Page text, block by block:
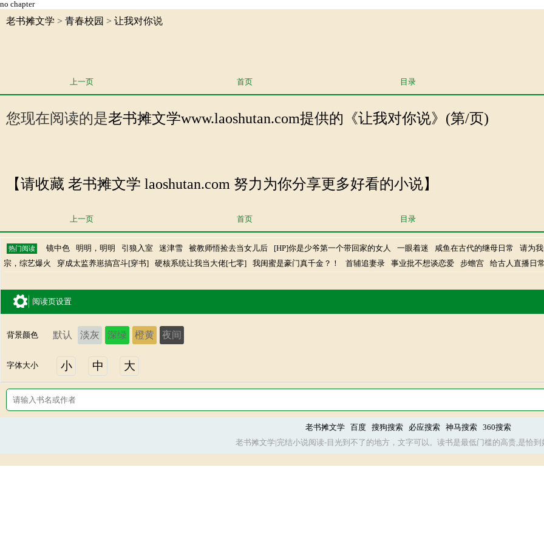
no chapter
老书摊文学 > 青春校园 > 让我对你说
上一页 首页 目录
您现在阅读的是老书摊文学www.laoshutan.com提供的《让我对你说》(第/页)
【请收藏 老书摊文学 laoshutan.com 努力为你分享更多好看的小说】
上一页 首页 目录
热门阅读 镜中色 明明，明明 引狼入室 迷津雪 被教师悟捡去当女儿后 [HP]你是少爷第一个带回家的女人 一眼着迷 咸鱼在古代的继母日常 请为我
宗，综艺爆火
穿成太监养崽搞宫斗[穿书] 硬核系统让我当大佬[七零] 我闺蜜是豪门真千金？！ 首辅追妻录 事业批不想谈恋爱 步蟾宫 给古人直播日常
阅读页设置
背景颜色 默认 淡灰 深绿 橙黄 夜间
字体大小 小 中 大
老书摊文学 百度 搜狗搜索 必应搜索 神马搜索
360搜索
老书摊文学|完结小说阅读-目光到不了的地方，文字可以。读书是最低门槛的高贵,是恰到